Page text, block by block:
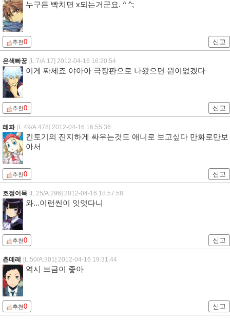
누구든 빡치면 x되는거군요. ^ ^;
추천0 신고
은색빠꿍 [L:7/A:17] 2012-04-16 16:20:54
이게 짜세죠 야아아 극장판으로 나왔으면 원이없겠다
추천0 신고
레파 [L:49/A:478] 2012-04-16 16:55:36
킨토기의 진지하게 싸우는것도 애니로 보고싶다 만화로만보
아서
추천0 신고
호정어묵 [L:25/A:296] 2012-04-16 18:57:58
와...이런씬이 잇엇다니
추천0 신고
츤데레 [L:50/A:301] 2012-04-16 19:31:44
역시 브금이 좋아
추천0 신고